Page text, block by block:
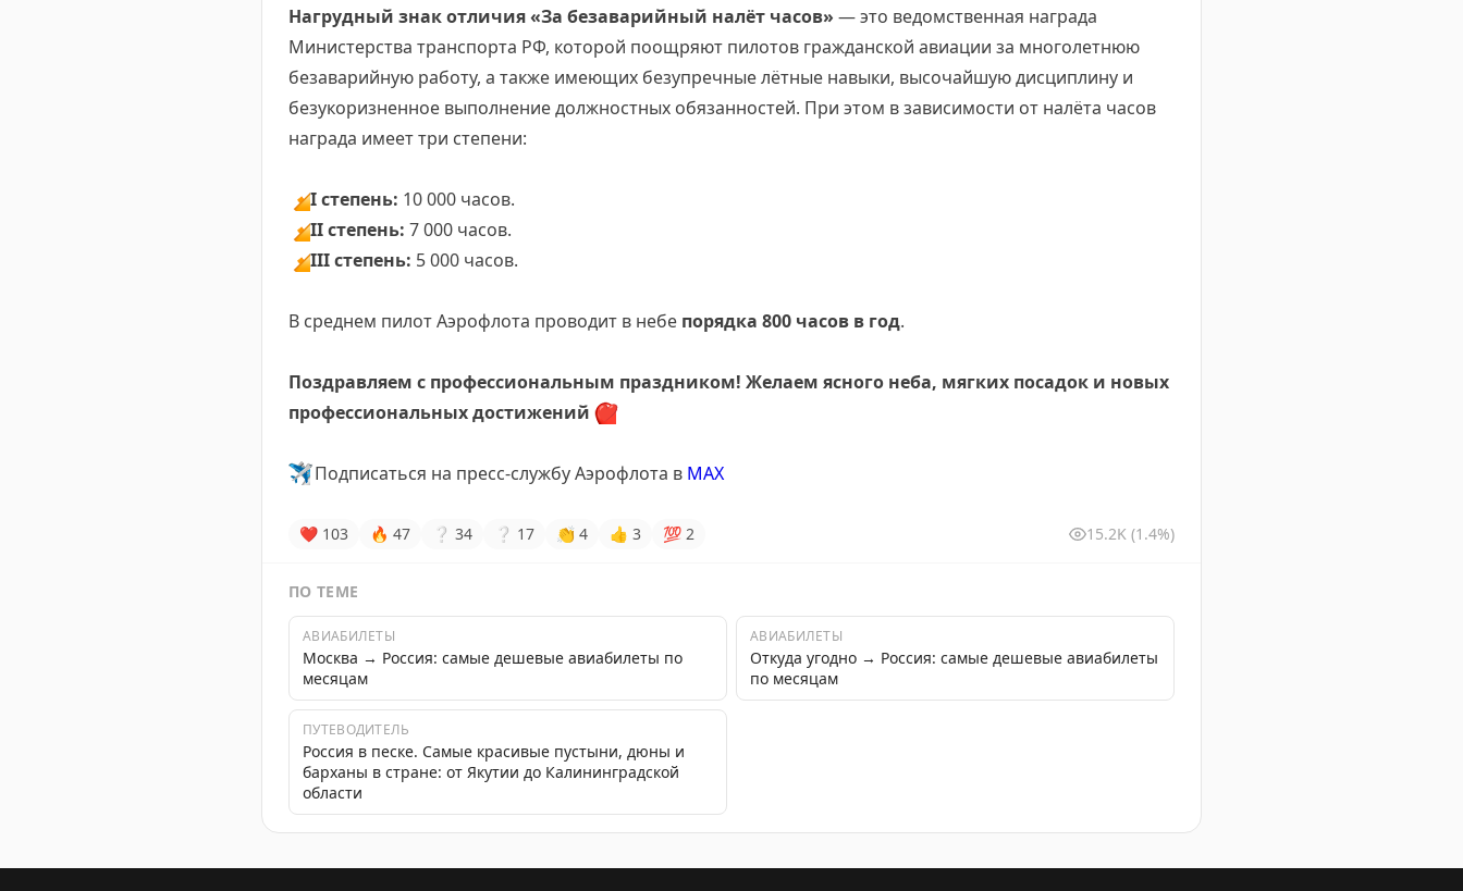
Нагрудный знак отличия «За безаварийный налёт часов» — это ведомственная награда
Министерства транспорта РФ, которой поощряют пилотов гражданской авиации за многолетнюю
безаварийную работу, а также имеющих безупречные лётные навыки, высочайшую дисциплину и
безукоризненное выполнение должностных обязанностей. При этом в зависимости от налёта часов
награда имеет три степени:
🔸I степень: 10 000 часов.
🔸II степень: 7 000 часов.
🔸III степень: 5 000 часов.
В среднем пилот Аэрофлота проводит в небе порядка 800 часов в год.
Поздравляем с профессиональным праздником! Желаем ясного неба, мягких посадок и новых
профессиональных достижений ❤️
✈️Подписаться на пресс-службу Аэрофлота в MAX
❤ 103 🔥 47 ❔ 34 ❔ 17 👏 4 👍 3 💯 2 15.2K (1.4%)
ПО ТЕМЕ
АВИАБИЛЕТЫ
Москва → Россия: самые дешевые авиабилеты по
месяцам
АВИАБИЛЕТЫ
Откуда угодно → Россия: самые дешевые авиабилеты
по месяцам
ПУТЕВОДИТЕЛЬ
Россия в песке. Самые красивые пустыни, дюны и
барханы в стране: от Якутии до Калининградской
области